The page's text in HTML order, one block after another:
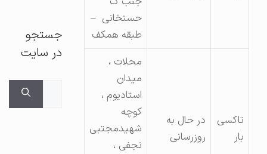
حسنخانی –
طبقه همکف
تاکسی
در حال به
روزرسانی
محلات ،
میدان
استادیوم ،
کوچه
شهیدمجتبی
نجفی ،
جستجو
در سایت